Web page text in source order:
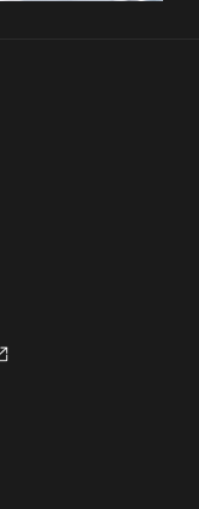
Opens